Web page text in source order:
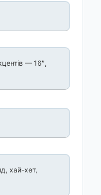
— 16″,
хай-хет,